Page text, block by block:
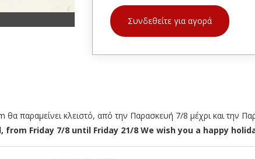
Συνδεθείτε για αγορά
παραμείνει κλειστό, από την Παρασκευή 7/8 μέχρι και την
Friday 7/8 until Friday 21/8 We wish you a happy